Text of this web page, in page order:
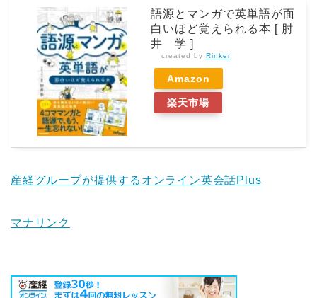
語源とマンガで英単語が面
白いほど覚えられる本 [ 肘
井 学 ]
created by Rinker
Amazon
楽天市場
産経グループが提供するオンライン英会話Plus
マナリンク